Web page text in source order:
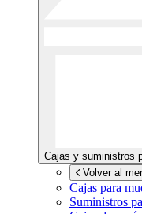
Cajas y suministros
Volver al
Cajas para
Suministros